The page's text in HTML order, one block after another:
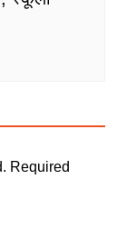
Required